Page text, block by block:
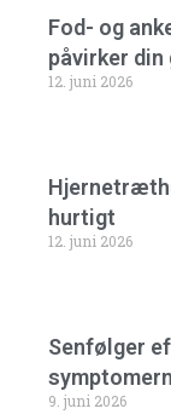
Fod- og
påvirker din
12. juni 2026
hurtigt
12. juni 2026
Senfølger
9. juni 2026